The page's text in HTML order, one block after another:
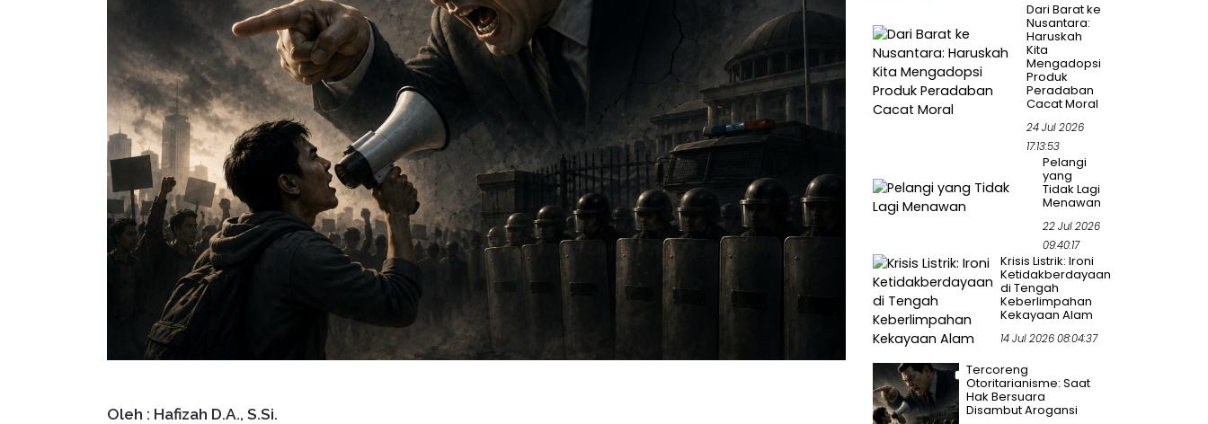
Oleh : Hafizah D.A., S.Si.
Dari Barat ke
Nusantara:
Haruskah
Kita
Mengadopsi
Produk
Peradaban
Cacat Moral
24 Jul 2026
17:13:53
Pelangi
yang
Tidak Lagi
Menawan
22 Jul 2026
09:40:17
Krisis Listrik: Ironi
Ketidakberdayaan
di Tengah
Keberlimpahan
Kekayaan Alam
14 Jul 2026 08:04:37
Tercoreng
Otoritarianisme: Saat
Hak Bersuara
Disambut Arogansi